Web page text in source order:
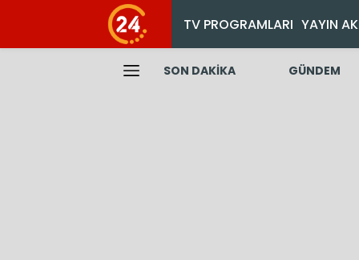
TV PROGRAMLARI YAYIN
SON DAKİKA GÜNDEM